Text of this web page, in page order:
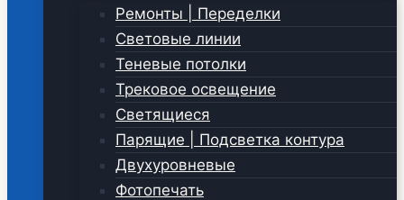
Ремонты | Переделки
Световые линии
Теневые потолки
Трековое освещение
Светящиеся
Парящие | Подсветка контура
Двухуровневые
Фотопечать